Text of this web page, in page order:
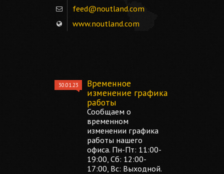
feed@noutland.com
www.noutland.com
30.01.23
Временное
изменение графика
работы
Сообщаем о
временном
изменении графика
работы нашего
офиса. Пн-Пт: 11:00-
19:00, Сб: 12:00-
17:00, Вс: Выходной.